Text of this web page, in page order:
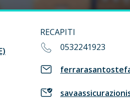
RECAPITI
0532241923